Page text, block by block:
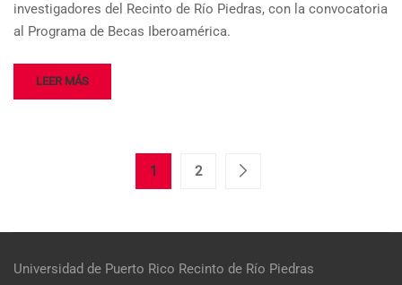
investigadores del Recinto de Río Piedras, con la convocatoria
al Programa de Becas Iberoamérica.
LEER MÁS
1 2
Universidad de Puerto Rico Recinto de Río Piedras